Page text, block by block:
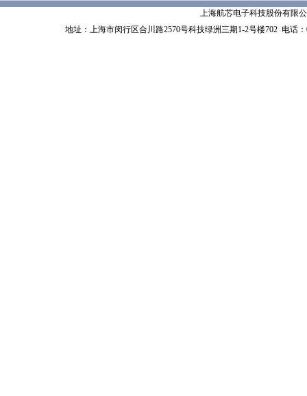
上海航芯电子科技股份有限公
地址：上海市闵行区合川路2570号科技绿洲三期1-2号楼702 电话